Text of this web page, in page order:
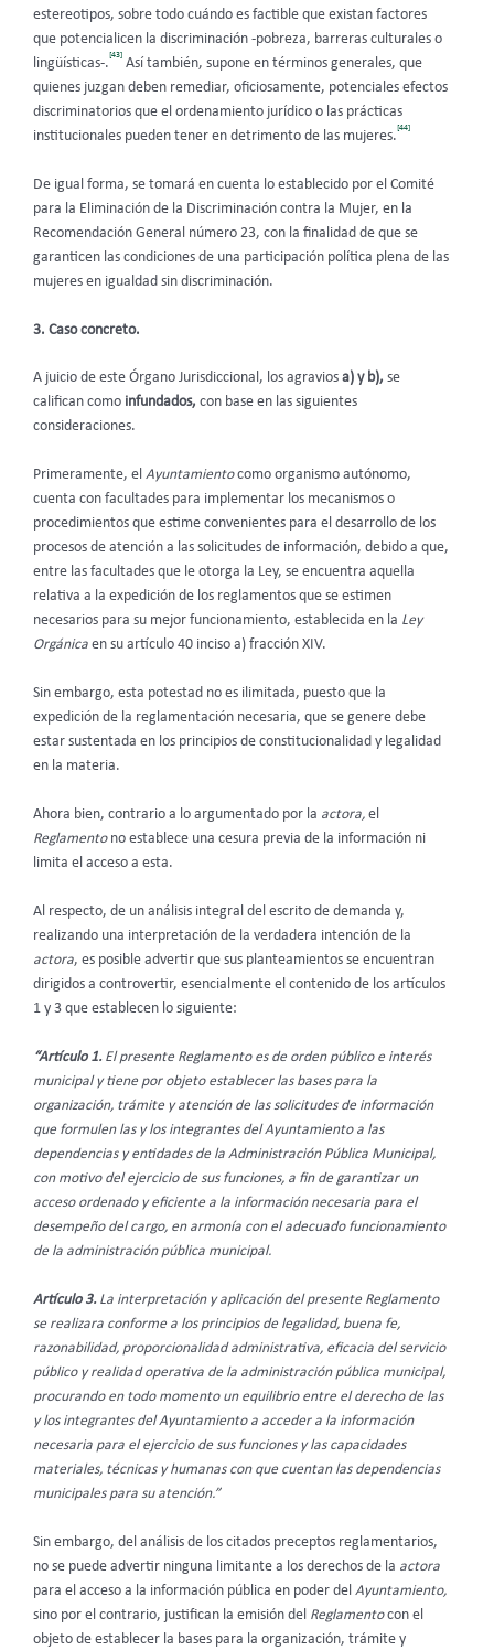
estereotipos, sobre todo cuándo es factible que existan factores
que potencialicen la discriminación -pobreza, barreras culturales o
lingüísticas-.
[43]
Así también, supone en términos generales, que
quienes juzgan deben remediar, oficiosamente, potenciales efectos
discriminatorios que el ordenamiento jurídico o las prácticas
institucionales pueden tener en detrimento de las mujeres.
[44]
De igual forma, se tomará en cuenta lo establecido por el Comité
para la Eliminación de la Discriminación contra la Mujer, en la
Recomendación General número 23, con la finalidad de que se
garanticen las condiciones de una participación política plena de las
mujeres en igualdad sin discriminación.
3. Caso concreto.
A juicio de este Órgano Jurisdiccional, los agravios a) y b), se
califican como infundados, con base en las siguientes
consideraciones.
Primeramente, el Ayuntamientocomo organismo autónomo,
cuenta con facultades para implementar los mecanismos o
procedimientos que estime convenientes para el desarrollo de los
procesos de atención a las solicitudes de información, debido a que,
entre las facultades que le otorga la Ley, se encuentra aquella
relativa a la expedición de los reglamentos que se estimen
necesarios para su mejor funcionamiento, establecida en la Ley
Orgánica en su artículo 40 inciso a) fracción XIV.
Sin embargo, esta potestad no es ilimitada, puesto que la
expedición de la reglamentación necesaria, que se genere debe
estar sustentada en los principios de constitucionalidad y legalidad
en la materia.
Ahora bien, contrario a lo argumentado por la actora, el
Reglamento no establece una cesura previa de la información ni
limita el acceso a esta.
Al respecto, de un análisis integral del escrito de demanda y,
realizando una interpretación de la verdadera intención de la
actora, es posible advertir que sus planteamientos se encuentran
dirigidos a controvertir, esencialmente el contenido de los artículos
1 y 3 que establecen lo siguiente:
“Artículo 1.El presente Reglamento es de orden público e interés
municipal y tiene por objeto establecer las bases para la
organización, trámite y atención de las solicitudes de información
que formulen las y los integrantes del Ayuntamiento a las
dependencias y entidades de la Administración Pública Municipal,
con motivo del ejercicio de sus funciones, a fin de garantizar un
acceso ordenado y eficiente a la información necesaria para el
desempeño del cargo, en armonía con el adecuado funcionamiento
de la administración pública municipal.
Artículo 3.La interpretación y aplicación del presente Reglamento
se realizara conforme a los principios de legalidad, buena fe,
razonabilidad, proporcionalidad administrativa, eficacia del servicio
público y realidad operativa de la administración pública municipal,
procurando en todo momento un equilibrio entre el derecho de las
y los integrantes del Ayuntamiento a acceder a la información
necesaria para el ejercicio de sus funciones y las capacidades
materiales, técnicas y humanas con que cuentan las dependencias
municipales para su atención.”
Sin embargo, del análisis de los citados preceptos reglamentarios,
no se puede advertir ninguna limitante a los derechos de la actora
para el acceso a la información pública en poder del Ayuntamiento,
sino por el contrario, justifican la emisión del Reglamentocon el
objeto de establecer la bases para la organización, trámite y